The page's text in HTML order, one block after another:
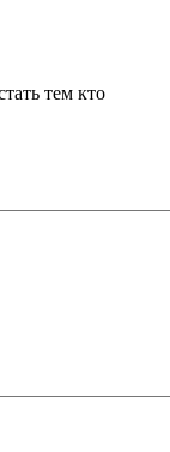
тем кто